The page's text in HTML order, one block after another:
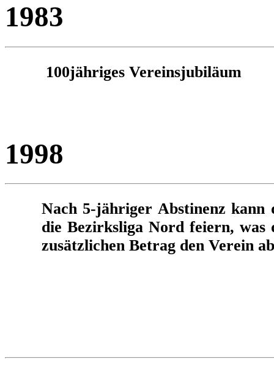
1983
100jähriges Vereinsjubiläum
1998
Nach 5-jähriger Abstinenz kann
die Bezirksliga Nord feiern, was
zusätzlichen Betrag den Verein